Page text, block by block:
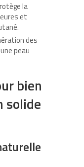
la
et
des
peau
bien
solide